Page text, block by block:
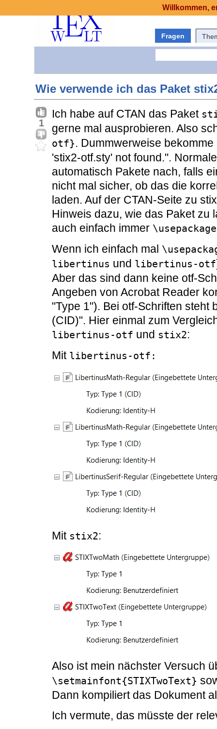
Fragen
Wie verwende ich das Paket
1
Ich habe auf CTAN das Paket
gerne mal ausprobieren. Also
otf}. Dummwerweise
'stix2-otf.sty' not found.".
automatisch Pakete nach, falls
nicht mal sicher, ob das die
laden. Auf der CTAN-Seite zu
Hinweis dazu, wie das Paket zu
auch einfach immer
Wenn ich einfach mal
libertinus und libertinus-otf
Aber das sind dann keine otf-
Angeben von Acrobat Reader
"Type 1"). Bei otf-Schriften steht
(CID)". Hier einmal zum
libertinus-otf und stix2:
Mit libertinus-otf:
Mit stix2:
Also ist mein nächster Versuch
\setmainfont{STIXTwoText}
Dann kompiliert das Dokument
Ich vermute, das müsste der
Willkommen,